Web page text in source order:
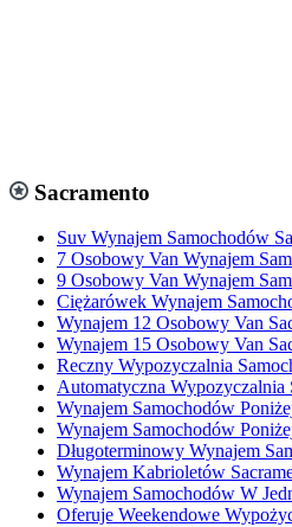
Sacramento
Suv Wynajem Samochodów
7 Osobowy Van Wynajem
9 Osobowy Van Wynajem
Ciężarówek Wynajem
Wynajem 12 Osobowy Van
Wynajem 15 Osobowy Van
Reczny Wypozyczalnia
Automatyczna Wypozyczalnia
Wynajem Samochodów
Wynajem Samochodów
Długoterminowy Wynajem
Wynajem Kabrioletów
Wynajem Samochodów W
Oferuje Weekendowe